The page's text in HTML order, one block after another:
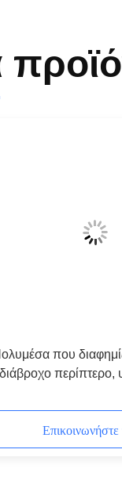
που
περίπτερο,
περίπτερων
με το καταφύγιο